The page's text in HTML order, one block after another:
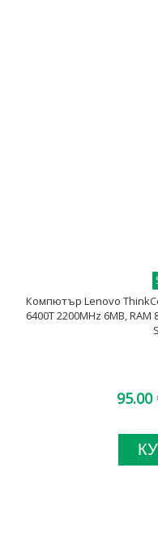
Компютър Lenovo
6400T 2200MHz 6MB, RAM
95.00